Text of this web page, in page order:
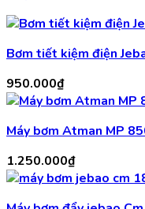
Bơm tiết kiệm điện
950.000₫
Máy bơm Atman MP
1.250.000₫